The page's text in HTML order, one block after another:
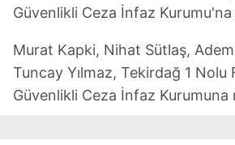
kullanılmaktadır. Diğer çerezler,
kılınması ve kişiselleştirilmesi ve
reklam/pazarlama faaliyetlerinin
sınırlı olarak açık rızanız dahilinde
Çerezlere ilişkin tercihlerinizi aşağıda
Güvenlikli Ceza İnfaz
Murat Kapki, Nihat Sütlaş,
Tuncay Yılmaz, Tekirdağ 1 Nolu
Güvenlikli Ceza İnfaz Kurumuna